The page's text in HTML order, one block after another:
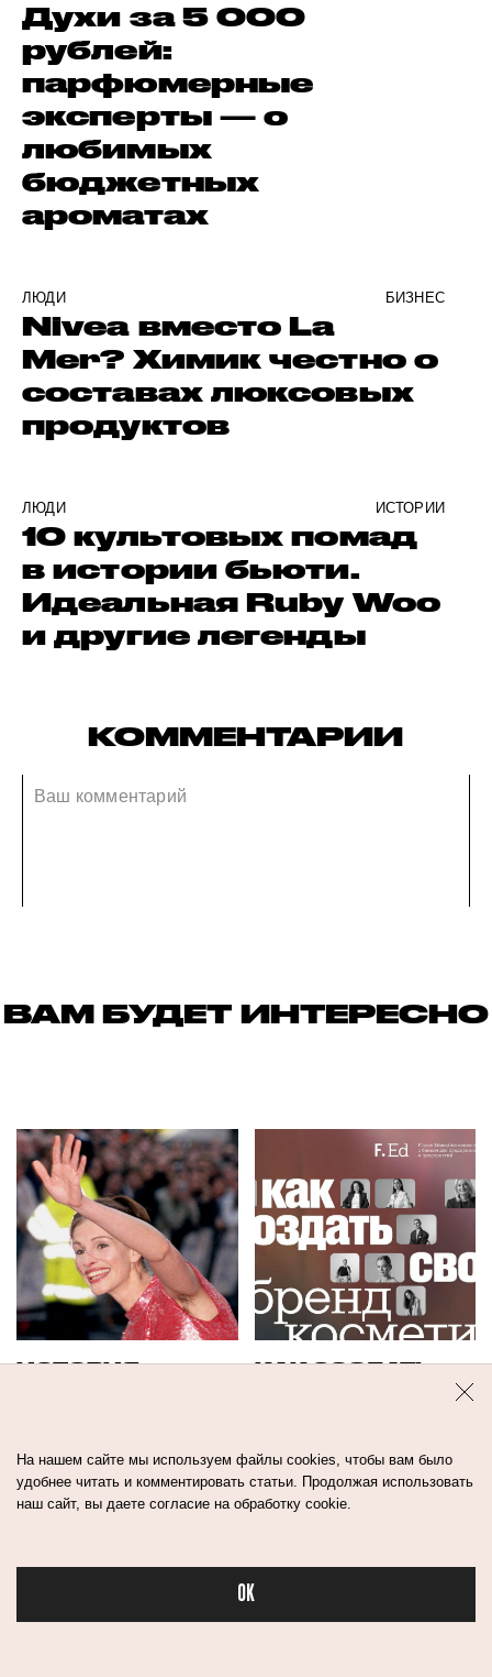
Бьюти
Духи за 5 000
рублей:
парфюмерные
эксперты — о
любимых
бюджетных
ароматах
ЛЮДИ БИЗНЕС
Nivea вместо La
Mer? Химик честно о
составах люксовых
продуктов
ЛЮДИ ИСТОРИИ
10 культовых помад
в истории бьюти.
Идеальная Ruby Woo
и другие легенды
КОММЕНТАРИИ
ВАМ БУДЕТ ИНТЕРЕСНО
ИСТОРИЯ
ХОТЯТ БРИТЬСЯ,
ТО НЕТ
КАК СОЗДАТЬ
ЗНАЕТ С ЧЕГО
НАЧАТЬ
На нашем сайте мы используем файлы cookies, чтобы вам было
удобнее читать и комментировать статьи. Продолжая использовать
наш сайт, вы даете согласие на обработку cookie.
OK